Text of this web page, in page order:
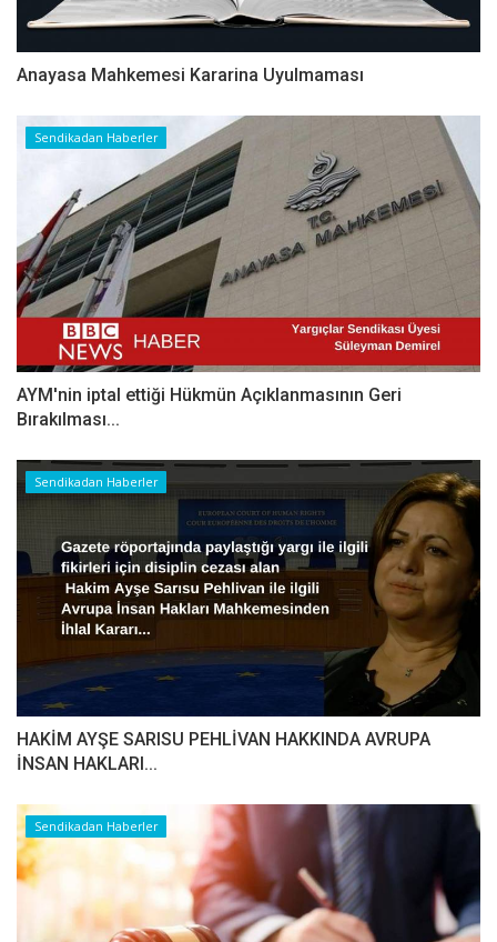
Anayasa Mahkemesi Kararina Uyulmaması
Sendikadan Haberler
AYM'nin iptal ettiği Hükmün Açıklanmasının Geri
Bırakılması...
Sendikadan Haberler
HAKİM AYŞE SARISU PEHLİVAN HAKKINDA AVRUPA
İNSAN HAKLARI...
Sendikadan Haberler